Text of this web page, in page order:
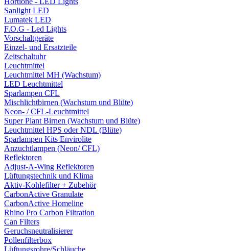
Sanlight LED
Lumatek LED
F.O.G - Led Lights
Vorschaltgeräte
Einzel- und Ersatzteile
Zeitschaltuhr
Leuchtmittel
Leuchtmittel MH (Wachstum)
LED Leuchtmittel
Sparlampen CFL
Mischlichtbirnen (Wachstum und Blüte)
Neon- / CFL-Leuchtmittel
Super Plant Birnen (Wachstum und Blüte)
Leuchtmittel HPS oder NDL (Blüte)
Sparlampen Kits Envirolite
Anzuchtlampen (Neon/ CFL)
Reflektoren
Adjust-A-Wing Reflektoren
Lüftungstechnik und Klima
Aktiv-Kohlefilter + Zubehör
CarbonActive Granulate
CarbonActive Homeline
Rhino Pro Carbon Filtration
Can Filters
Geruchsneutralisierer
Pollenfilterbox
Lüftungsrohre/Schläuche